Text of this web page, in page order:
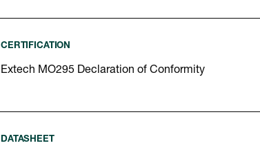
CERTIFICATION
Extech MO295 Declaration of Conformity
DATASHEET